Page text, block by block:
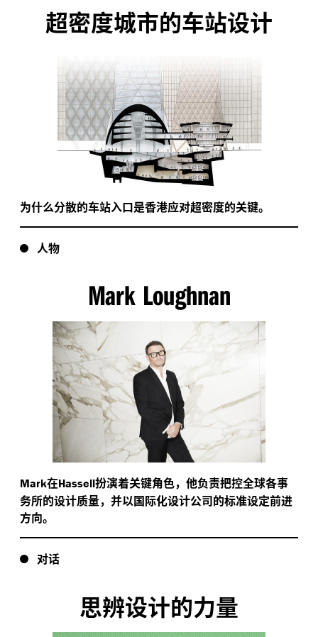
超密度城市的车站设计
为什么分散的车站入口是香港应对超密度的关键。
人物
Mark Loughnan
Mark在Hassell扮演着关键角色，他负责把控全球各事
务所的设计质量，并以国际化设计公司的标准设定前进
方向。
对话
思辨设计的力量